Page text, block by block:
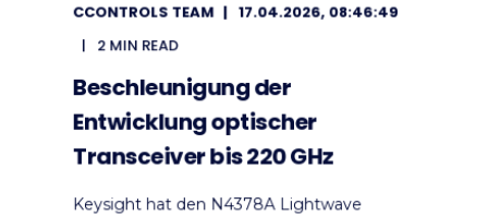
CCONTROLS TEAM
17.04.2026, 08:46:49
2 MIN READ
Beschleunigung der
Entwicklung optischer
Transceiver bis 220 GHz
Keysight hat den N4378A Lightwave